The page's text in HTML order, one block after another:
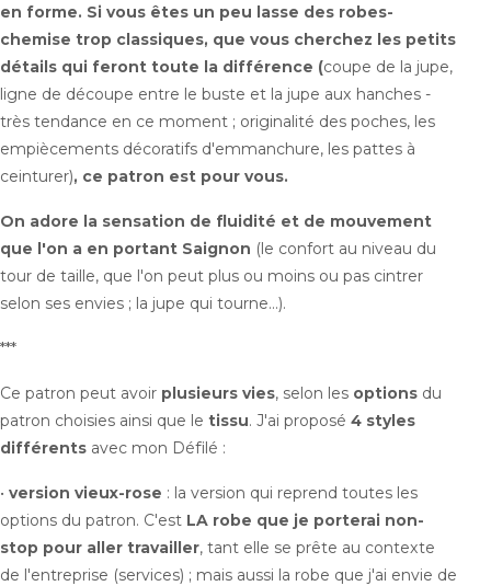
en forme. Si vous êtes un peu lasse des robes-
chemise trop classiques, que vous cherchez les petits
détails qui feront toute la différence (coupe de la jupe,
ligne de découpe entre le buste et la jupe aux hanches -
très tendance en ce moment ; originalité des poches, les
empiècements décoratifs d'emmanchure, les pattes à
ceinturer), ce patron est pour vous.
On adore la sensation de fluidité et de mouvement
que l'on a en portant Saignon (le confort au niveau du
tour de taille, que l'on peut plus ou moins ou pas cintrer
selon ses envies ; la jupe qui tourne...).
***
Ce patron peut avoir plusieurs vies, selon les options du
patron choisies ainsi que le tissu. J'ai proposé 4 styles
différents avec mon Défilé :
• version vieux-rose : la version qui reprend toutes les
options du patron. C'est LA robe que je porterai non-
stop pour aller travailler, tant elle se prête au contexte
de l'entreprise (services) ; mais aussi la robe que j'ai envie de